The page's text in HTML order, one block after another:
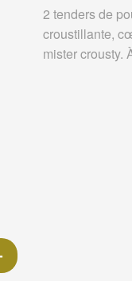
2 tenders de
croustillante,
mister crousty.